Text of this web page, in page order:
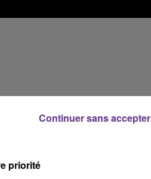
?
priorité
Continuer sans accepter